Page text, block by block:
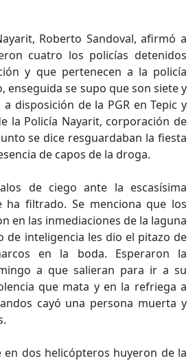
Roberto Sandoval, afirmó a
cuatro los policías detenidos
y que pertenecen a la policía
enseguida se supo que son siete y
disposición de la PGR en Tepic y
la Policía Nayarit, corporación de
se dice resguardaban la fiesta
de capos de la droga.
de ciego ante la escasísima
ha filtrado. Se menciona que los
en las inmediaciones de la laguna
de inteligencia les dio el pitazo de
en la boda. Esperaron la
a que salieran para ir a su
que mata y en la refriega a
cayó una persona muerta y
en dos helicópteros huyeron de la